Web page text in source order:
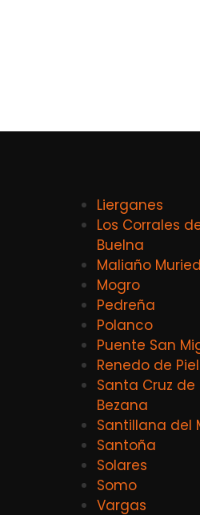
Lierganes
Los Corrales
Buelna
Maliaño
Mogro
Pedreña
Polanco
Puente San
Renedo de
Santa Cruz de
Bezana
Santillana del
Santoña
Solares
Somo
Vargas